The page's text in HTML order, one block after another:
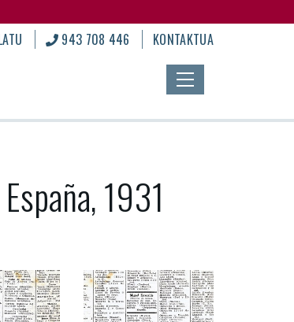
943 708 446 KONTAKTUA
1931